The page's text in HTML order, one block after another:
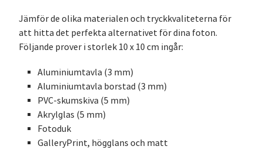
Jämför de olika materialen och tryckkvaliteterna för
att hitta det perfekta alternativet för dina foton.
Följande prover i storlek 10 x 10 cm ingår:
Aluminiumtavla (3 mm)
Aluminiumtavla borstad (3 mm)
PVC-skumskiva (5 mm)
Akrylglas (5 mm)
Fotoduk
GalleryPrint, högglans och matt